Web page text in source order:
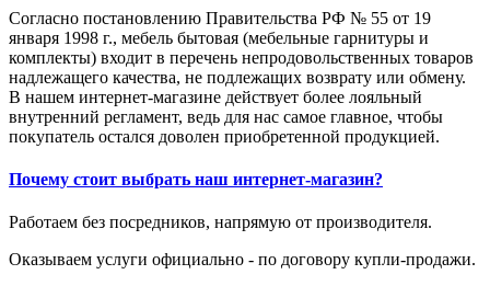
Согласно постановлению Правительства РФ № 55 от 19
января 1998 г., мебель бытовая (мебельные гарнитуры и
комплекты) входит в перечень непродовольственных товаров
надлежащего качества, не подлежащих возврату или обмену.
В нашем интернет-магазине действует более лояльный
внутренний регламент, ведь для нас самое главное, чтобы
покупатель остался доволен приобретенной продукцией.
Почему стоит выбрать наш интернет-магазин?
Работаем без посредников, напрямую от производителя.
Оказываем услуги официально - по договору купли-продажи.